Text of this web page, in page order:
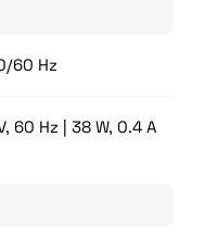
60 Hz
60 Hz | 38 W, 0.4 A